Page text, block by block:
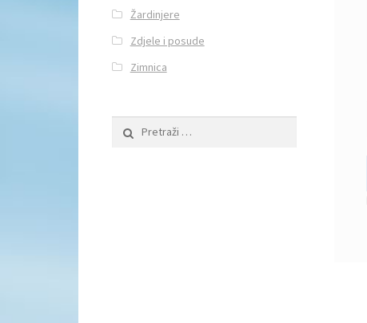
Žardinjere
Zdjele i posude
Zimnica
Pretraži: